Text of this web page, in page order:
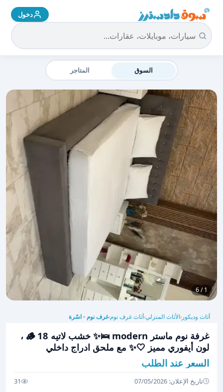
سوق دادسترز الرئيسية دخول
السوق المتاجر
1 / 6
أثاث وديكور ›الأثاث المنزلي›أثاث غرف نوم›غرف نوم - اسّرة
غرفة نوم ماستر modern 🛌✨ خشب لاتيه 18 🪵 ،
لون أيفوري مميز 🤍✨ مع ملحق ادراج داخلي
السعر عند الطلب
تاريخ الإعلان: 07/05/2026 31